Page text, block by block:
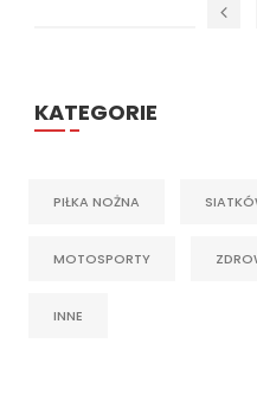
KATEGORIE
PIŁKA NOŻNA
MOTOSPORTY
INNE